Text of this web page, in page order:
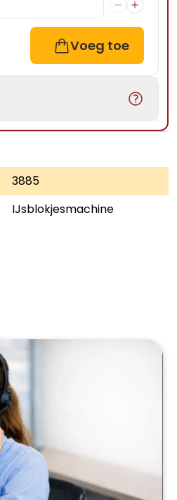
Voeg toe
3885
IJsblokjesmachine